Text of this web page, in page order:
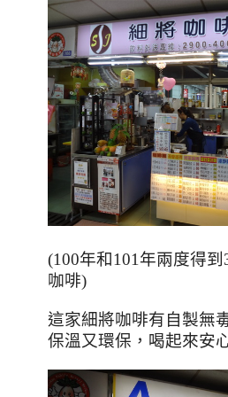
(100年和101年兩度得
咖啡)
這家細將咖啡有自製無
保溫又環保，喝起來安